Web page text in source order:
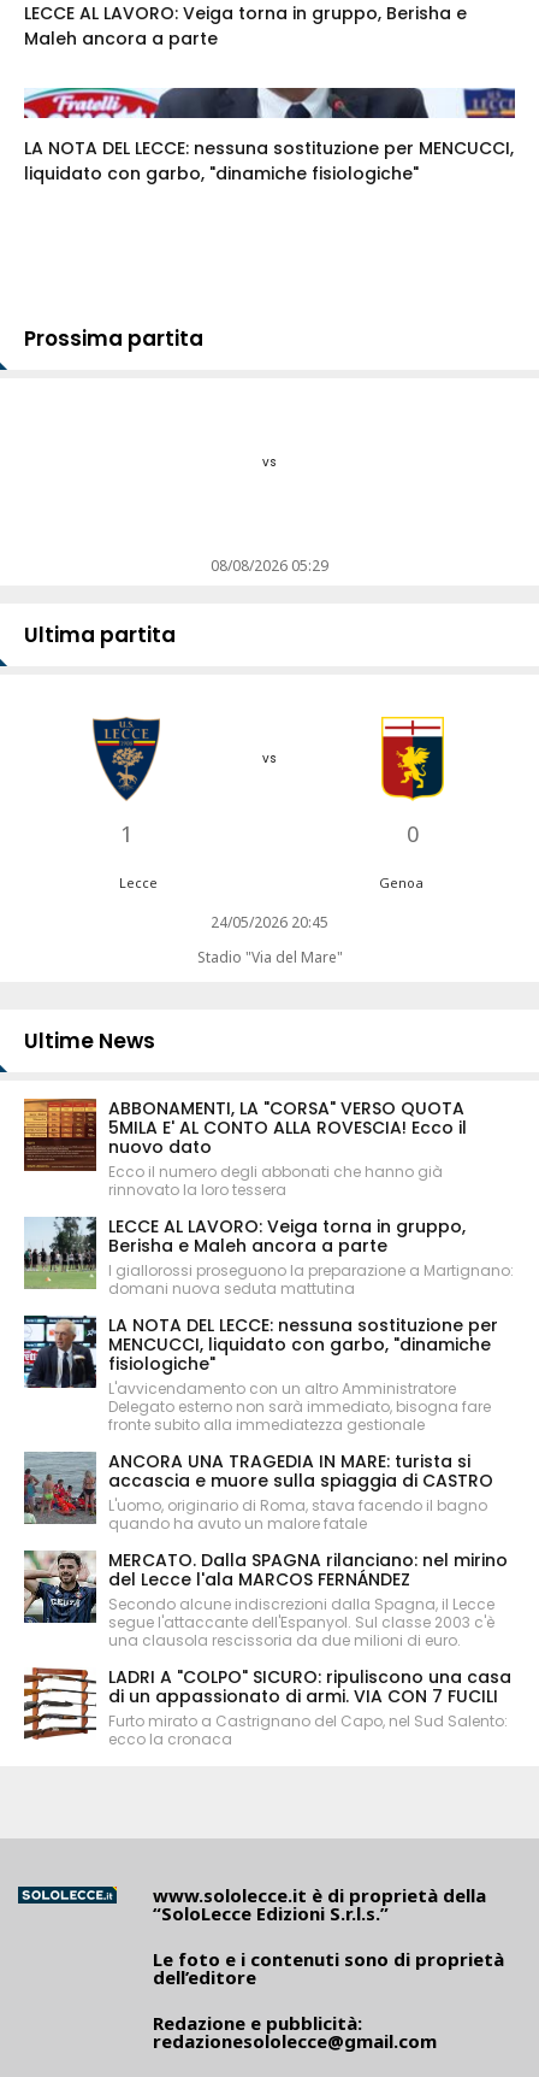
LECCE AL LAVORO: Veiga torna in gruppo, Berisha e
Maleh ancora a parte
LA NOTA DEL LECCE: nessuna sostituzione per MENCUCCI,
liquidato con garbo, "dinamiche fisiologiche"
Prossima partita
vs
08/08/2026 05:29
Ultima partita
1
vs
0
Lecce Genoa
24/05/2026 20:45
Stadio "Via del Mare"
Ultime News
ABBONAMENTI, LA "CORSA" VERSO QUOTA
5MILA E' AL CONTO ALLA ROVESCIA! Ecco il
nuovo dato
Ecco il numero degli abbonati che hanno già
rinnovato la loro tessera
LECCE AL LAVORO: Veiga torna in gruppo,
Berisha e Maleh ancora a parte
I giallorossi proseguono la preparazione a Martignano:
domani nuova seduta mattutina
LA NOTA DEL LECCE: nessuna sostituzione per
MENCUCCI, liquidato con garbo, "dinamiche
fisiologiche"
L'avvicendamento con un altro Amministratore
Delegato esterno non sarà immediato, bisogna fare
fronte subito alla immediatezza gestionale
ANCORA UNA TRAGEDIA IN MARE: turista si
accascia e muore sulla spiaggia di CASTRO
L'uomo, originario di Roma, stava facendo il bagno
quando ha avuto un malore fatale
MERCATO. Dalla SPAGNA rilanciano: nel mirino
del Lecce l'ala MARCOS FERNÁNDEZ
Secondo alcune indiscrezioni dalla Spagna, il Lecce
segue l'attaccante dell'Espanyol. Sul classe 2003 c'è
una clausola rescissoria da due milioni di euro.
LADRI A "COLPO" SICURO: ripuliscono una casa
di un appassionato di armi. VIA CON 7 FUCILI
Furto mirato a Castrignano del Capo, nel Sud Salento:
ecco la cronaca
www.sololecce.it è di proprietà della
“SoloLecce Edizioni S.r.l.s.”
Le foto e i contenuti sono di proprietà
dell’editore
Redazione e pubblicità:
redazionesololecce@gmail.com